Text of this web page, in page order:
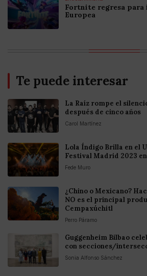
Fortnite regresa para
Europea
Te puede interesar
La Raíz rompe el
después de cinco años
Carol Martínez
Lola Índigo Brilla en el
Festival Madrid 2023
Fede Muro
¿Chino o Mexicano?
NO es el principal
Cempaxúchitl
Perro Páramo
Guggenheim Bilbao
con secciones/
Sonia Alfonso Sánchez